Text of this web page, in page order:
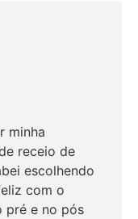
minha
receio de
escolhendo
com o
pré e no pós